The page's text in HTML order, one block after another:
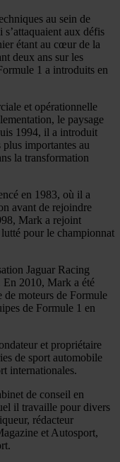
au sein de
aux défis
étant au cœur de la
deux ans sur les
1 a introduits en
et opérationnelle
le paysage
1994, il a introduit
plus importantes au
la transformation
en 1983, où il a
avant de rejoindre
Mark a rejoint
pour le championnat
Jaguar Racing
2010, Mark a été
de moteurs de Formule
de Formule 1 en
et propriétaire
de sport automobile
internationales.
de conseil en
il travaille pour divers
rédacteur
et Autosport,